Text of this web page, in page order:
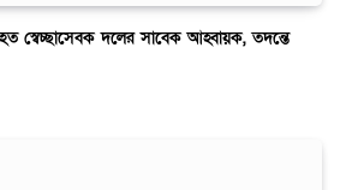
স্বেচ্ছাসেবক দলের সাবেক আহ্বায়ক, তদন্তে